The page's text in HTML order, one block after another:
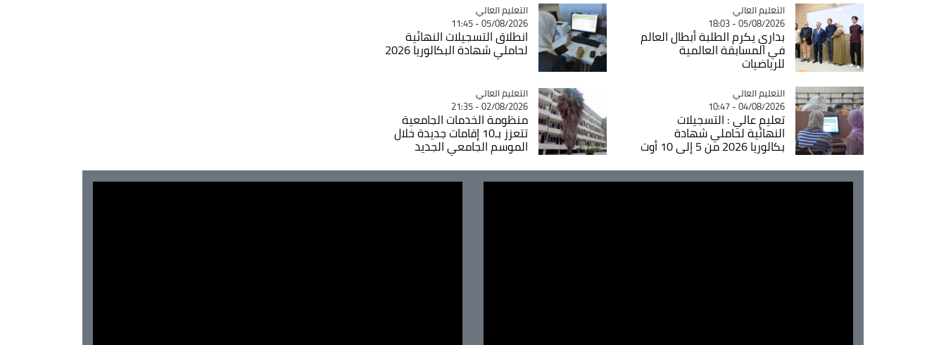
Catégorie
التعليم العالي
05/08/2026 - 18:03
بداري يكرم الطلبة أبطال العالم
في المسابقة العالمية
للرياضيات
Catégorie
التعليم العالي
05/08/2026 - 11:45
انطلاق التسجيلات النهائية
لحاملي شهادة البكالوريا 2026
Catégorie
التعليم العالي
04/08/2026 - 10:47
تعليم عالي : التسجيلات
النهائية لحاملي شهادة
بكالوريا 2026 من 5 إلى 10 أوت
Catégorie
التعليم العالي
02/08/2026 - 21:35
منظومة الخدمات الجامعية
تتعزز بـ10 إقامات جديدة خلال
الموسم الجامعي الجديد